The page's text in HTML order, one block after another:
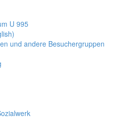
U 995
und andere Besuchergruppen